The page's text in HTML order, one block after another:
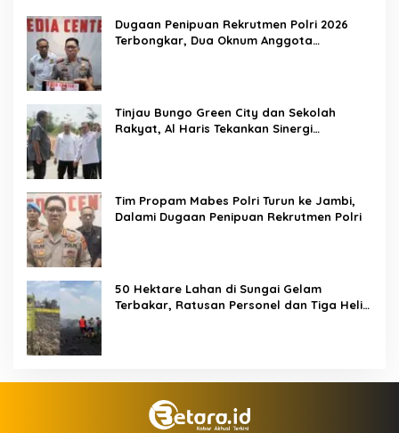
Dugaan Penipuan Rekrutmen Polri 2026
Terbongkar, Dua Oknum Anggota
Tinjau Bungo Green City dan Sekolah
Rakyat, Al Haris Tekankan Sinergi
Tim Propam Mabes Polri Turun ke Jambi,
Dalami Dugaan Penipuan Rekrutmen Polri
50 Hektare Lahan di Sungai Gelam
Terbakar, Ratusan Personel dan Tiga Heli